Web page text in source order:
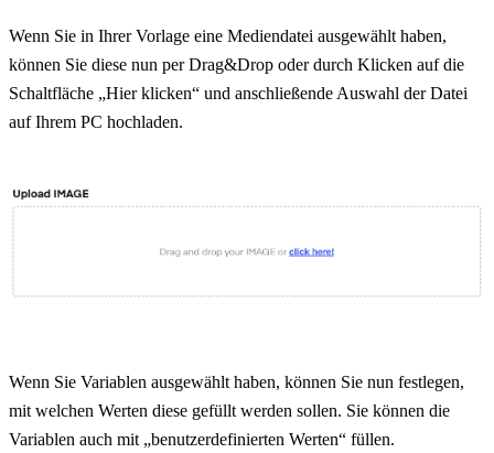
Wenn Sie in Ihrer Vorlage eine Mediendatei ausgewählt haben,
können Sie diese nun per Drag&Drop oder durch Klicken auf die
Schaltfläche „Hier klicken“ und anschließende Auswahl der Datei
auf Ihrem PC hochladen.
Wenn Sie Variablen ausgewählt haben, können Sie nun festlegen,
mit welchen Werten diese gefüllt werden sollen. Sie können die
Variablen auch mit „benutzerdefinierten Werten“ füllen.